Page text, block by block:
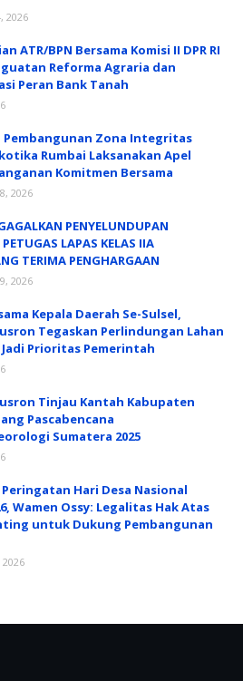
2026
ATR/BPN Bersama Komisi II DPR RI
Reforma Agraria dan
Peran Bank Tanah
Pembangunan Zona Integritas
Rumbai Laksanakan Apel
Komitmen Bersama
2026
PENYELUNDUPAN
LAPAS KELAS IIA
TERIMA PENGHARGAAN
2026
Kepala Daerah Se-Sulsel,
Tegaskan Perlindungan Lahan
Prioritas Pemerintah
Tinjau Kantah Kabupaten
Pascabencana
Sumatera 2025
Hari Desa Nasional
Wamen Ossy: Legalitas Hak Atas
untuk Dukung Pembangunan
2026